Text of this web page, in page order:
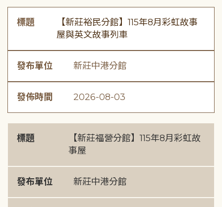
標題
【新莊裕民分館】115年8月彩虹故事
屋與英文故事列車
發布單位 新莊中港分館
發佈時間 2026-08-03
標題
【新莊福營分館】115年8月彩虹故
事屋
發布單位 新莊中港分館